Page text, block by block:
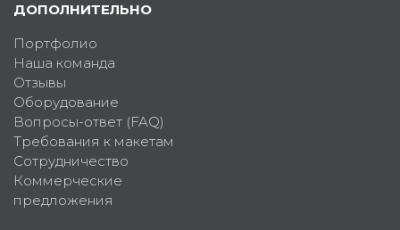
ДОПОЛНИТЕЛЬНО
Портфолио
Наша команда
Отзывы
Оборудование
Вопросы-ответ (FAQ)
Требования к макетам
Сотрудничество
Коммерческие
предложения